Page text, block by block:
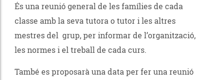
És una reunió general de les famílies de cada
classe amb la seva tutora o tutor i les altres
mestres del grup, per informar de l’organització,
les normes i el treball de cada curs.
També es proposarà una data per fer una reunió